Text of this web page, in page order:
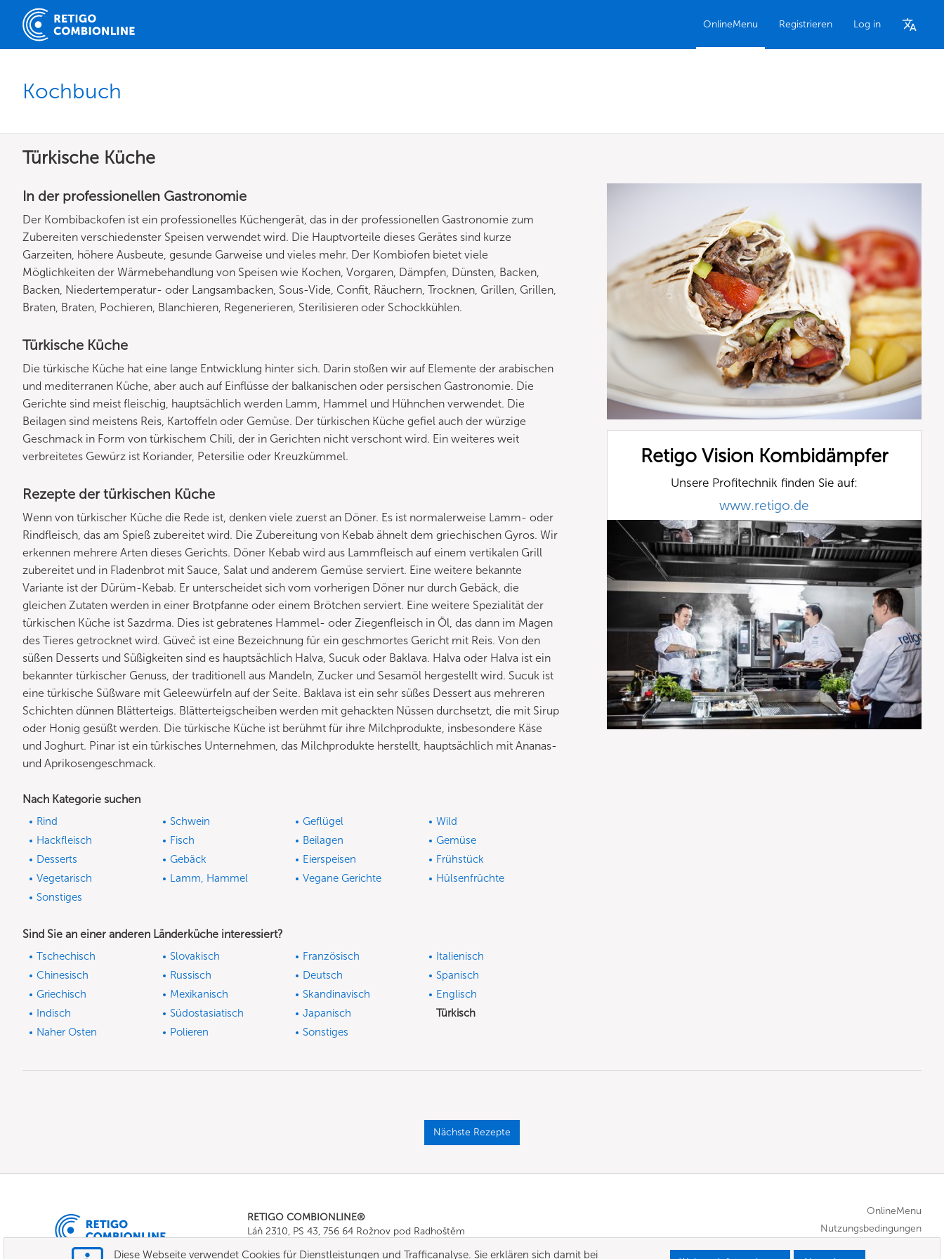
OnlineMenu Registrieren Log in
Kochbuch
Türkische Küche
In der professionellen Gastronomie
Der Kombibackofen ist ein professionelles Küchengerät, das in der professionellen Gastronomie zum
Zubereiten verschiedenster Speisen verwendet wird. Die Hauptvorteile dieses Gerätes sind kurze
Garzeiten, höhere Ausbeute, gesunde Garweise und vieles mehr. Der Kombiofen bietet viele
Möglichkeiten der Wärmebehandlung von Speisen wie Kochen, Vorgaren, Dämpfen, Dünsten, Backen,
Backen, Niedertemperatur- oder Langsambacken, Sous-Vide, Confit, Räuchern, Trocknen, Grillen, Grillen,
Braten, Braten, Pochieren, Blanchieren, Regenerieren, Sterilisieren oder Schockkühlen.
Türkische Küche
Die türkische Küche hat eine lange Entwicklung hinter sich. Darin stoßen wir auf Elemente der arabischen
und mediterranen Küche, aber auch auf Einflüsse der balkanischen oder persischen Gastronomie. Die
Gerichte sind meist fleischig, hauptsächlich werden Lamm, Hammel und Hühnchen verwendet. Die
Beilagen sind meistens Reis, Kartoffeln oder Gemüse. Der türkischen Küche gefiel auch der würzige
Geschmack in Form von türkischem Chili, der in Gerichten nicht verschont wird. Ein weiteres weit
verbreitetes Gewürz ist Koriander, Petersilie oder Kreuzkümmel.
Rezepte der türkischen Küche
Wenn von türkischer Küche die Rede ist, denken viele zuerst an Döner. Es ist normalerweise Lamm- oder
Rindfleisch, das am Spieß zubereitet wird. Die Zubereitung von Kebab ähnelt dem griechischen Gyros. Wir
erkennen mehrere Arten dieses Gerichts. Döner Kebab wird aus Lammfleisch auf einem vertikalen Grill
zubereitet und in Fladenbrot mit Sauce, Salat und anderem Gemüse serviert. Eine weitere bekannte
Variante ist der Dürüm-Kebab. Er unterscheidet sich vom vorherigen Döner nur durch Gebäck, die
gleichen Zutaten werden in einer Brotpfanne oder einem Brötchen serviert. Eine weitere Spezialität der
türkischen Küche ist Sazdrma. Dies ist gebratenes Hammel- oder Ziegenfleisch in Öl, das dann im Magen
des Tieres getrocknet wird. Güveč ist eine Bezeichnung für ein geschmortes Gericht mit Reis. Von den
süßen Desserts und Süßigkeiten sind es hauptsächlich Halva, Sucuk oder Baklava. Halva oder Halva ist ein
bekannter türkischer Genuss, der traditionell aus Mandeln, Zucker und Sesamöl hergestellt wird. Sucuk ist
eine türkische Süßware mit Geleewürfeln auf der Seite. Baklava ist ein sehr süßes Dessert aus mehreren
Schichten dünnen Blätterteigs. Blätterteigscheiben werden mit gehackten Nüssen durchsetzt, die mit Sirup
oder Honig gesüßt werden. Die türkische Küche ist berühmt für ihre Milchprodukte, insbesondere Käse
und Joghurt. Pinar ist ein türkisches Unternehmen, das Milchprodukte herstellt, hauptsächlich mit Ananas-
und Aprikosengeschmack.
Retigo Vision Kombidämpfer
Unsere Profitechnik finden Sie auf:
www.retigo.de
Nach Kategorie suchen
Rind Schwein Geflügel
Wild
Hackfleisch
Fisch Beilagen
Gemüse
Desserts
Gebäck Eierspeisen
Frühstück
Vegetarisch
Lamm, Hammel Vegane Gerichte
Hülsenfrüchte
Sonstiges
Sind Sie an einer anderen Länderküche interessiert?
Tschechisch Slovakisch Französisch
Italienisch
Chinesisch
Russisch Deutsch
Spanisch
Griechisch
Mexikanisch Skandinavisch
Englisch
Indisch
Südostasiatisch Japanisch
Türkisch
Naher Osten
Polieren Sonstiges
Nächste Rezepte
RETIGO COMBIONLINE®
Láň 2310, PS 43, 756 64 Rožnov pod Radhoštěm
OnlineMenu
Nutzungsbedingungen
Diese Webseite verwendet Cookies für Dienstleistungen und Trafficanalyse. Sie erklären sich damit bei